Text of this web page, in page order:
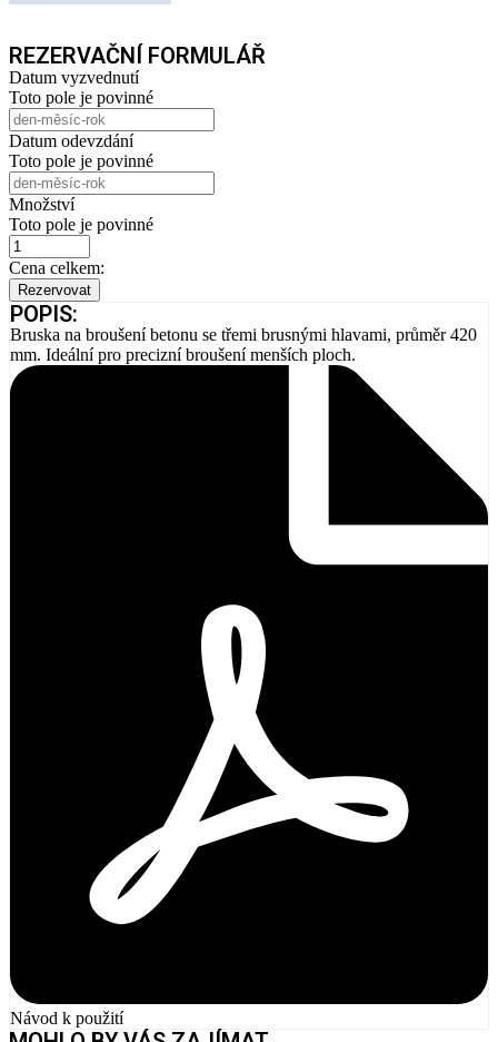
REZERVAČNÍ FORMULÁŘ
Datum vyzvednutí
Toto pole je povinné
Datum odevzdání
Toto pole je povinné
Množství
Toto pole je povinné
Cena celkem:
Rezervovat
POPIS:
Bruska na broušení betonu se třemi brusnými hlavami, průměr 420
mm. Ideální pro precizní broušení menších ploch.
Návod k použití